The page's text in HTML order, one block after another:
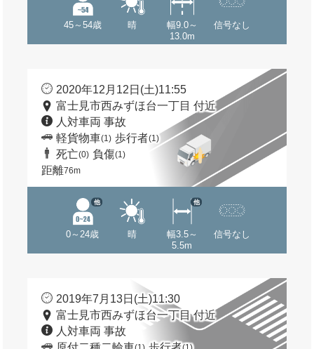
45～54歳 晴
幅9.0～
13.0m
信号なし
2020年12月12日(土)11:55
富士見市西みずほ台一丁目 付近
人対車両 事故
軽貨物車(1) 歩行者(1)
死亡(0) 負傷(1)
距離76m
0～24歳
他
晴
幅3.5～
5.5m
他
信号なし
2019年7月13日(土)11:30
富士見市西みずほ台一丁目 付近
人対車両 事故